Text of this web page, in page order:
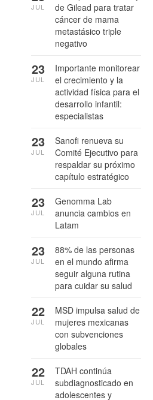
de Gilead para tratar
cáncer de mama
metastásico triple
negativo
JUL
Importante monitorear
el crecimiento y la
actividad física para el
desarrollo infantil:
especialistas
23
JUL
Sanofi renueva su
Comité Ejecutivo para
respaldar su próximo
capítulo estratégico
23
JUL
Genomma Lab
anuncia cambios en
Latam
23
JUL
88% de las personas
en el mundo afirma
seguir alguna rutina
para cuidar su salud
23
JUL
MSD impulsa salud de
mujeres mexicanas
con subvenciones
globales
22
JUL
TDAH continúa
subdiagnosticado en
adolescentes y
22
JUL